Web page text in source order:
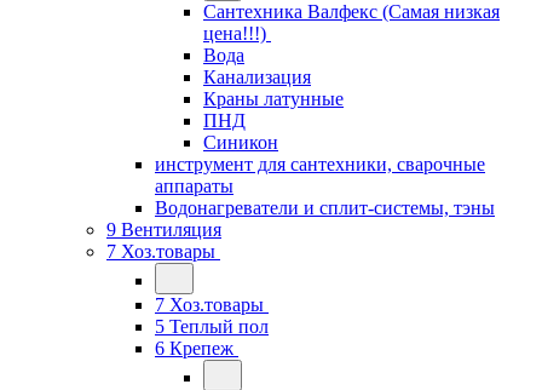
Сантехника Валфекс (Самая низкая
цена!!!)
Вода
Канализация
Краны латунные
ПНД
Синикон
инструмент для сантехники, сварочные
аппараты
Водонагреватели и сплит-системы, тэны
9 Вентиляция
7 Хоз.товары
7 Хоз.товары
5 Теплый пол
6 Крепеж